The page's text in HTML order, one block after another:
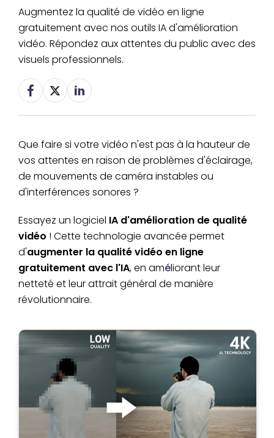
Augmentez la qualité de vidéo en ligne
gratuitement avec nos outils IA d'amélioration
vidéo. Répondez aux attentes du public avec des
visuels professionnels.
Que faire si votre vidéo n'est pas à la hauteur de
vos attentes en raison de problèmes d'éclairage,
de mouvements de caméra instables ou
d'interférences sonores ?
Essayez un logiciel IA d'amélioration de qualité
vidéo ! Cette technologie avancée permet
d'augmenter la qualité vidéo en ligne
gratuitement avec l'IA, en améliorant leur
netteté et leur attrait général de manière
révolutionnaire.